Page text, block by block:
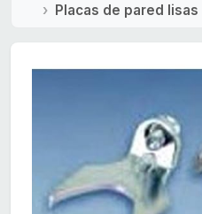
Placas de pared lisas